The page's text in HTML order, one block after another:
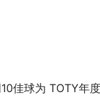
佳球为 TOTY年